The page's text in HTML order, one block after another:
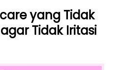
yang Tidak
Tidak Iritasi